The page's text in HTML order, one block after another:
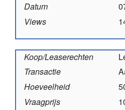
Datum
Views
Koop/Leaserechten
Transactie
Hoeveelheid
Vraagprijs